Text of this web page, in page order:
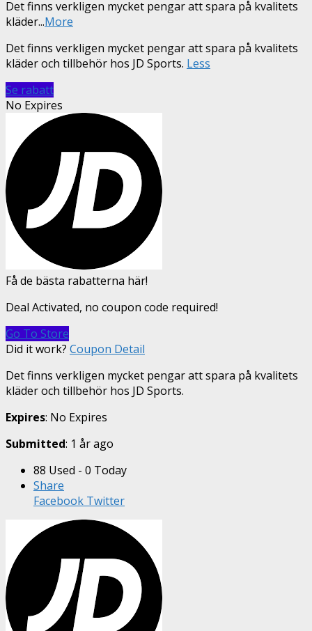
Det finns verkligen mycket pengar att spara på kvalitets
kläder...More
Det finns verkligen mycket pengar att spara på kvalitets
kläder och tillbehör hos JD Sports. Less
Se rabatt
No Expires
Få de bästa rabatterna här!
Deal Activated, no coupon code required!
Go To Store
Did it work? Coupon Detail
Det finns verkligen mycket pengar att spara på kvalitets
kläder och tillbehör hos JD Sports.
Expires: No Expires
Submitted: 1 år ago
88 Used - 0 Today
Share
Facebook Twitter